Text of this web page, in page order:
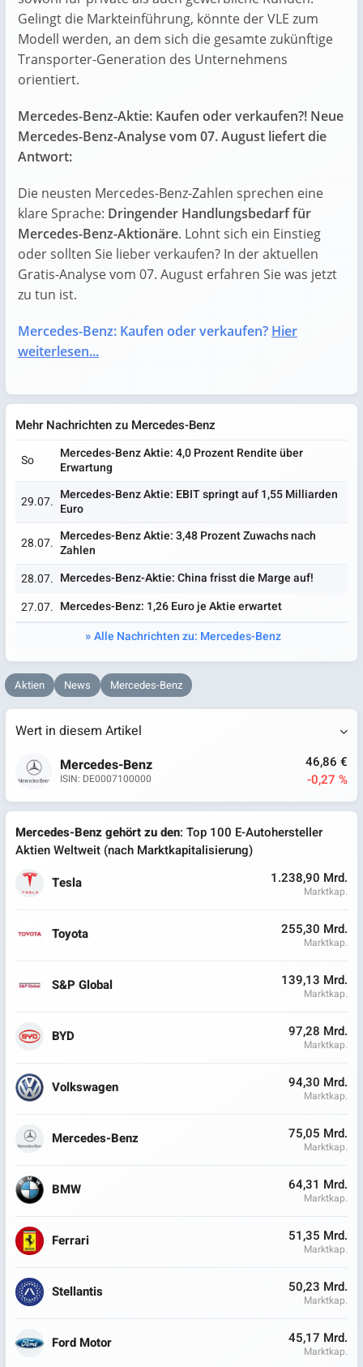
Gelingt die Markteinführung, könnte der VLE zum
Modell werden, an dem sich die gesamte zukünftige
Transporter-Generation des Unternehmens
orientiert.
Mercedes-Benz-Aktie: Kaufen oder verkaufen?! Neue
Mercedes-Benz-Analyse vom 07. August liefert die
Antwort:
Die neusten Mercedes-Benz-Zahlen sprechen eine
klare Sprache: Dringender Handlungsbedarf für
Mercedes-Benz-Aktionäre. Lohnt sich ein Einstieg
oder sollten Sie lieber verkaufen? In der aktuellen
Gratis-Analyse vom 07. August erfahren Sie was jetzt
zu tun ist.
Mercedes-Benz: Kaufen oder verkaufen? Hier
weiterlesen...
Mehr Nachrichten zu Mercedes-Benz
So
Mercedes-Benz Aktie: 4,0 Prozent Rendite über
Erwartung
29.07. Mercedes-Benz Aktie: EBIT springt auf 1,55 Milliarden
Euro
28.07. Mercedes-Benz Aktie: 3,48 Prozent Zuwachs nach
Zahlen
28.07. Mercedes-Benz-Aktie: China frisst die Marge auf!
27.07. Mercedes-Benz: 1,26 Euro je Aktie erwartet
Alle Nachrichten zu: Mercedes-Benz
Aktien News Mercedes-Benz
Wert in diesem Artikel
Mercedes-Benz
ISIN: DE0007100000
46,86 €
-0,27 %
Mercedes-Benz gehört zu den: Top 100 E-Autohersteller
Aktien Weltweit (nach Marktkapitalisierung)
Tesla
1.238,90 Mrd.
Marktkap.
Toyota 255,30 Mrd.
Marktkap.
S&P Global 139,13 Mrd.
Marktkap.
BYD 97,28 Mrd.
Marktkap.
Volkswagen 94,30 Mrd.
Marktkap.
Mercedes-Benz 75,05 Mrd.
Marktkap.
BMW 64,31 Mrd.
Marktkap.
Ferrari 51,35 Mrd.
Marktkap.
Stellantis 50,23 Mrd.
Marktkap.
Ford Motor 45,17 Mrd.
Marktkap.